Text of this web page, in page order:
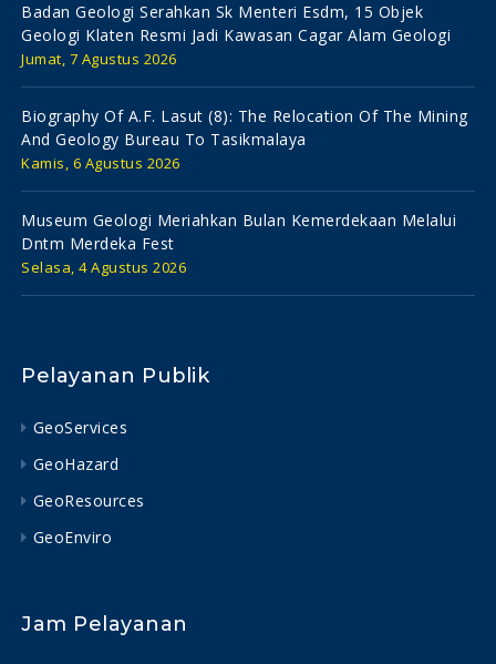
Badan Geologi Serahkan Sk Menteri Esdm, 15 Objek
Geologi Klaten Resmi Jadi Kawasan Cagar Alam Geologi
Jumat, 7 Agustus 2026
Biography Of A.f. Lasut (8): The Relocation Of The Mining
And Geology Bureau To Tasikmalaya
Kamis, 6 Agustus 2026
Museum Geologi Meriahkan Bulan Kemerdekaan Melalui
Dntm Merdeka Fest
Selasa, 4 Agustus 2026
Pelayanan Publik
GeoServices
GeoHazard
GeoResources
GeoEnviro
Jam Pelayanan